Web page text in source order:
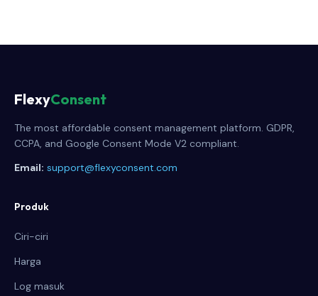
FlexyConsent
The most affordable consent management platform. GDPR,
CCPA, and Google Consent Mode V2 compliant.
Email: support@flexyconsent.com
Produk
Ciri-ciri
Harga
Log masuk